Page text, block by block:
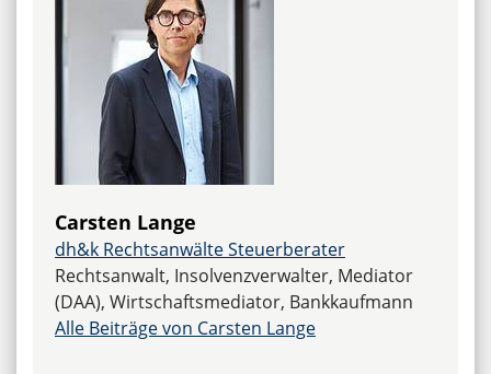
Carsten Lange
dh&k Rechtsanwälte Steuerberater
Rechtsanwalt, Insolvenzverwalter, Mediator
(DAA), Wirtschaftsmediator, Bankkaufmann
Alle Beiträge von Carsten Lange